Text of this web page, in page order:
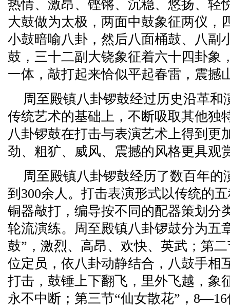
热情、激昂、铿锵、沉稳、悠扬、轻
大鼓做为太极，两面中鼓象征两仪，
小鼓暗喻八卦，然后八面桶鼓、八副
鼓，三十二副大铙象征着六十四卦象
一体，敲打起来恰似平起春雷，震撼
周至殿镇八卦锣鼓经过历史沿革和
传统艺术的基础上，不断吸取其他独
八卦锣鼓在打击与表演艺术上得到更
劲、粗犷、威风、震撼的风格更具观
周至殿镇八卦锣鼓经历了数百年的
到300余人。打击表演形式以传统的
铜器敲打，编导按不同的配器策划分
轮流演练。周至殿镇八卦锣鼓分为五
鼓”，激烈、高昂、欢快、英武；第
位定员，依八卦动静结合，八鼓手相
打击，鼓锤上下翻飞，里外飞越，象
永不中断；第三节“仙女散花”，